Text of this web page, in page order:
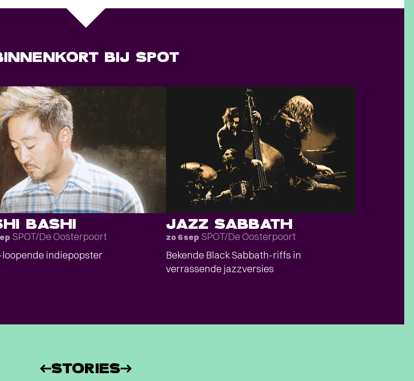
BIJ SPOT
BASHI
SPOT/De Oosterpoort
indiepopster
JAZZ SABBATH
zo 6 sep SPOT/De Oosterpoort
Bekende Black Sabbath-riffs in
verrassende jazzversies
STORIES